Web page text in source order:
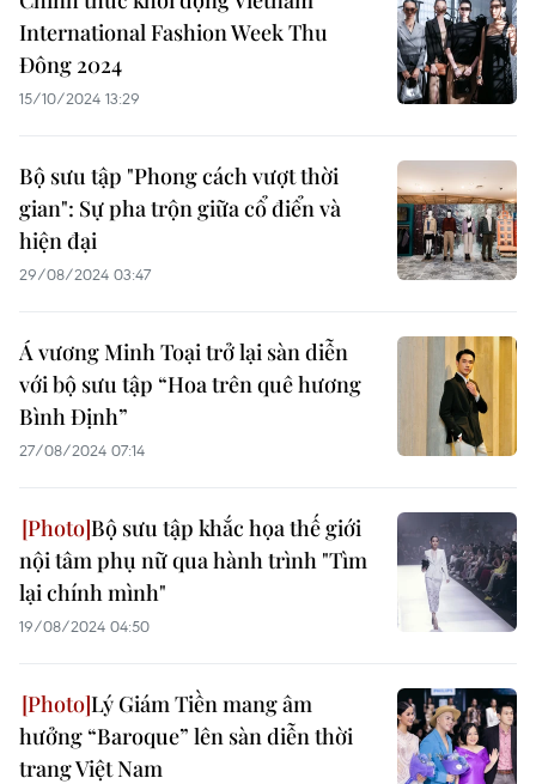
International Fashion Week Thu
Đông 2024
15/10/2024 13:29
Bộ sưu tập "Phong cách vượt thời
gian": Sự pha trộn giữa cổ điển và
hiện đại
29/08/2024 03:47
Á vương Minh Toại trở lại sàn diễn
với bộ sưu tập “Hoa trên quê hương
Bình Định”
27/08/2024 07:14
Bộ sưu tập khắc họa thế giới
nội tâm phụ nữ qua hành trình "Tìm
lại chính mình"
19/08/2024 04:50
Lý Giám Tiền mang âm
hưởng “Baroque” lên sàn diễn thời
trang Việt Nam